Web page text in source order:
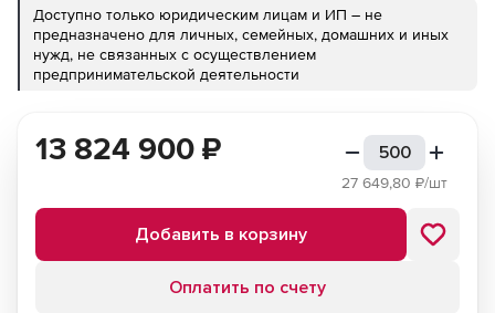
Доступно только юридическим лицам и ИП – не
предназначено для личных, семейных, домашних и иных
нужд, не связанных с осуществлением
предпринимательской деятельности
13 824 900 ₽
27 649,80 ₽/шт
Добавить в корзину
Оплатить по счету